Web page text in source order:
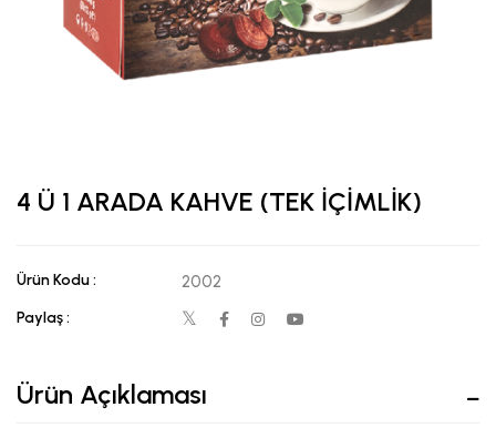
4 Ü 1 ARADA KAHVE (TEK İÇİMLİK)
Ürün Kodu : 2002
Paylaş :
Ürün Açıklaması